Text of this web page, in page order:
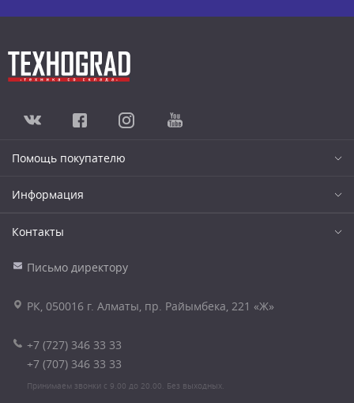
Помощь покупателю
Информация
Контакты
Письмо директору
РК, 050016 г. Алматы, пр. Райымбека, 221 «Ж»
+7 (727) 346 33 33
+7 (707) 346 33 33
Принимаем звонки с 9.00 до 20.00. Без выходных.